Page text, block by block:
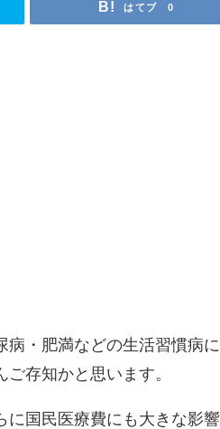
はてブ 0
病・肥満などの生活習慣病に
存知かと思います。
に国民医療費にも大きな影響